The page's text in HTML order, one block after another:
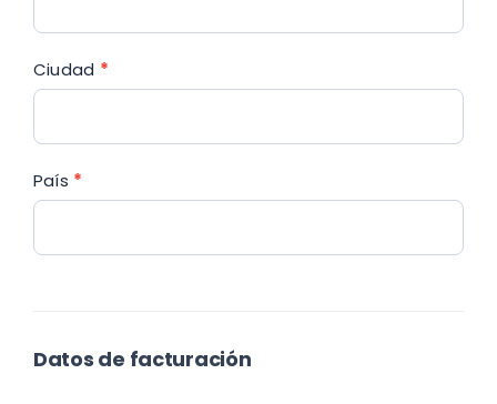
Ciudad *
País *
Datos de facturación